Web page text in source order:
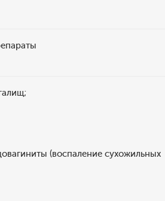
(воспаление сухожильных